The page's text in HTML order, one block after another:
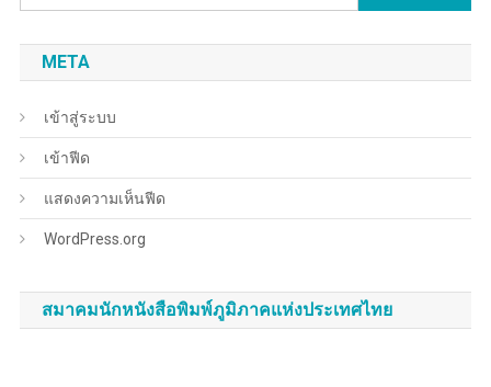
สำหรับ:
META
เข้าสู่ระบบ
เข้าฟีด
แสดงความเห็นฟีด
WordPress.org
สมาคมนักหนังสือพิมพ์ภูมิภาคแห่งประเทศไทย